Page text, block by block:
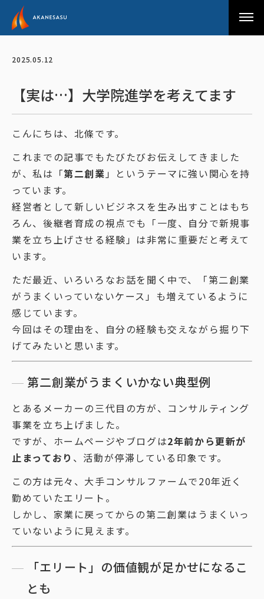
アカネサス
2025.05.12
【実は…】大学院進学を考えてます
こんにちは、北條です。
これまでの記事でもたびたびお伝えしてきました
が、私は「第二創業 」というテーマに強い関心を持
っています。
経営者として新しいビジネスを生み出すことはもち
ろん、後継者育成の視点でも「一度、自分で新規事
業を立ち上げさせる経験」は非常に重要だと考えて
います。
ただ最近、いろいろなお話を聞く中で、「第二創業
がうまくいっていないケース」も増えているように
感じています。
今回はその理由を、自分の経験も交えながら掘り下
げてみたいと思います。
第二創業がうまくいかない典型例
とあるメーカーの三代目の方が、コンサルティング
事業を立ち上げました。
ですが、ホームページやブログは2年前から更新が
止まっており 、活動が停滞している印象です。
この方は元々、大手コンサルファームで20年近く
勤めていたエリート。
しかし、家業に戻ってからの第二創業はうまくいっ
ていないように見えます。
「エリート」の価値観が足かせになるこ
とも